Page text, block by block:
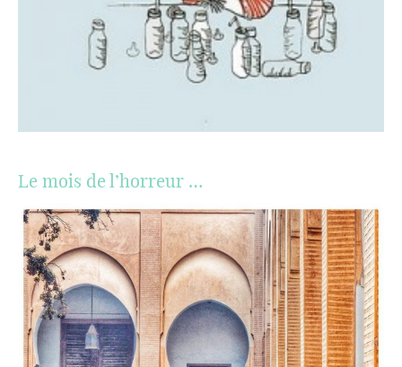
Le mois de l’horreur …